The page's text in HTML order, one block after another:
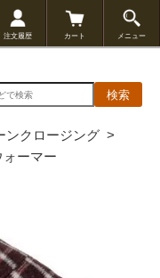
注文履歴 カート メニュー
検索
ンクロージング >
ーマー